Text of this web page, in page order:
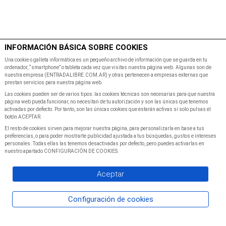
Inicio Programacion
INFORMACIÓN BÁSICA SOBRE COOKIES
Una cookie o galleta informática es un pequeño archivo de información que se guarda en tu
ordenador, “smartphone” o tableta cada vez que visitas nuestra página web. Algunas son de
nuestra empresa (ENTRADALIBRE.COM.AR) y otras pertenecen a empresas externas que
prestan servicios para nuestra página web.
Las cookies pueden ser de varios tipos: las cookies técnicas son necesarias para que nuestra
página web pueda funcionar, no necesitan de tu autorización y son las únicas que tenemos
activadas por defecto. Por tanto, son las únicas cookies que estarán activas si solo pulsas el
botón ACEPTAR.
El resto de cookies sirven para mejorar nuestra página, para personalizarla en base a tus
preferencias, o para poder mostrarte publicidad ajustada a tus búsquedas, gustos e intereses
personales. Todas ellas las tenemos desactivadas por defecto, pero puedes activarlas en
nuestro apartado CONFIGURACIÓN DE COOKIES.
Aceptar
Configuración de cookies